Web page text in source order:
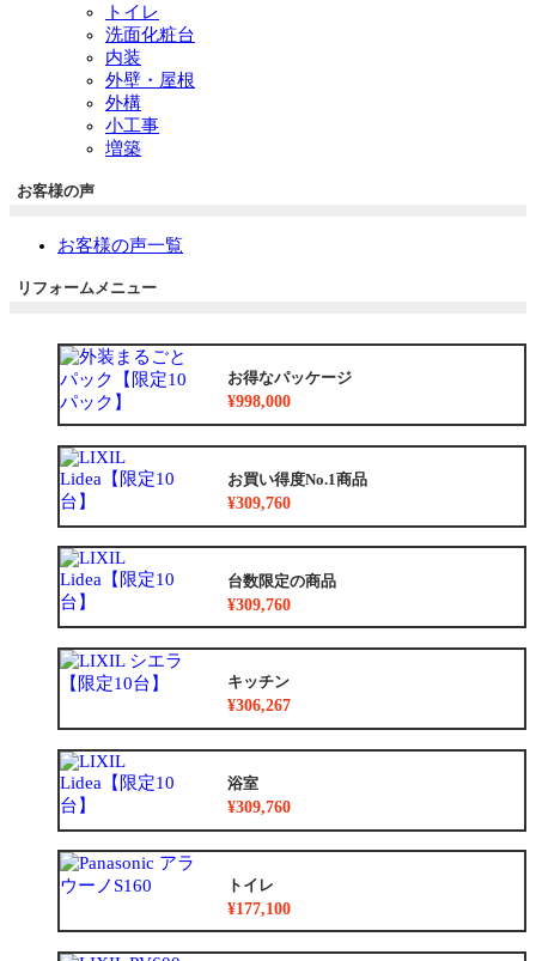
トイレ
洗面化粧台
内装
外壁・屋根
外構
小工事
増築
お客様の声
お客様の声一覧
リフォームメニュー
お得なパッケージ
¥998,000
お買い得度No.1商品
¥309,760
台数限定の商品
¥309,760
キッチン
¥306,267
浴室
¥309,760
トイレ
¥177,100